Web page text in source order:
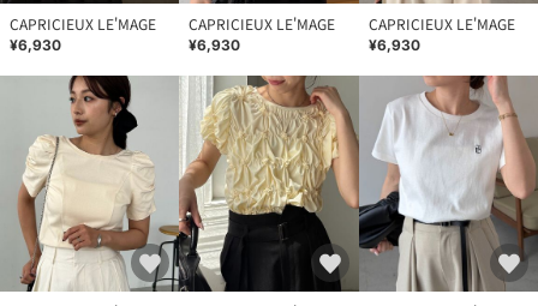
CAPRICIEUX LE'MAGE
¥6,930
CAPRICIEUX LE'MAGE
¥6,930
CAPRICIEUX LE'MAGE
¥6,930